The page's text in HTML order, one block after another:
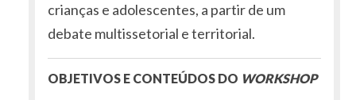
crianças e adolescentes, a partir de um
debate multissetorial e territorial.
OBJETIVOS E CONTEÚDOS DO WORKSHOP